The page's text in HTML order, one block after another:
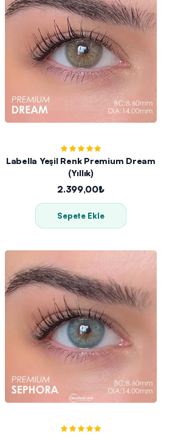
Labella Yeşil Renk Premium Dream
(Yıllık)
2.399,00₺
Sepete Ekle